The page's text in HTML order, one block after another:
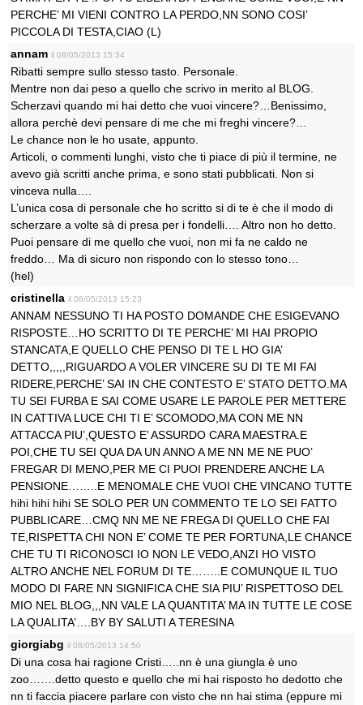
PERCHE’ MI VIENI CONTRO LA PERDO,NN SONO COSI’
PICCOLA DI TESTA,CIAO (L)
annam il 08/05/2013 15:34
Ribatti sempre sullo stesso tasto. Personale.
Mentre non dai peso a quello che scrivo in merito al BLOG.
Scherzavi quando mi hai detto che vuoi vincere?…Benissimo,
allora perchè devi pensare di me che mi freghi vincere?…
Le chance non le ho usate, appunto.
Articoli, o commenti lunghi, visto che ti piace di più il termine, ne
avevo già scritti anche prima, e sono stati pubblicati. Non si
vinceva nulla….
L’unica cosa di personale che ho scritto si di te è che il modo di
scherzare a volte sà di presa per i fondelli…. Altro non ho detto.
Puoi pensare di me quello che vuoi, non mi fa ne caldo ne
freddo… Ma di sicuro non rispondo con lo stesso tono…
(hel)
cristinella il 08/05/2013 15:23
ANNAM NESSUNO TI HA POSTO DOMANDE CHE ESIGEVANO
RISPOSTE…HO SCRITTO DI TE PERCHE’ MI HAI PROPIO
STANCATA,E QUELLO CHE PENSO DI TE L HO GIA’
DETTO,,,,,RIGUARDO A VOLER VINCERE SU DI TE MI FAI
RIDERE,PERCHE’ SAI IN CHE CONTESTO E’ STATO DETTO.MA
TU SEI FURBA E SAI COME USARE LE PAROLE PER METTERE
IN CATTIVA LUCE CHI TI E’ SCOMODO,MA CON ME NN
ATTACCA PIU’,QUESTO E’ ASSURDO CARA MAESTRA.E
POI,CHE TU SEI QUA DA UN ANNO A ME NN ME NE PUO’
FREGAR DI MENO,PER ME CI PUOI PRENDERE ANCHE LA
PENSIONE……..E MENOMALE CHE VUOI CHE VINCANO TUTTE
hihi hihi hihi SE SOLO PER UN COMMENTO TE LO SEI FATTO
PUBBLICARE…CMQ NN ME NE FREGA DI QUELLO CHE FAI
TE,RISPETTA CHI NON E’ COME TE PER FORTUNA,LE CHANCE
CHE TU TI RICONOSCI IO NON LE VEDO,ANZI HO VISTO
ALTRO ANCHE NEL FORUM DI TE……..E COMUNQUE IL TUO
MODO DI FARE NN SIGNIFICA CHE SIA PIU’ RISPETTOSO DEL
MIO NEL BLOG,,,NN VALE LA QUANTITA’ MA IN TUTTE LE COSE
LA QUALITA’….BY BY SALUTI A TERESINA
giorgiabg il 08/05/2013 14:50
Di una cosa hai ragione Cristi…..nn è una giungla è uno
zoo…….detto questo e quello che mi hai risposto ho dedotto che
nn ti faccia piacere parlare con visto che nn hai stima (eppure mi